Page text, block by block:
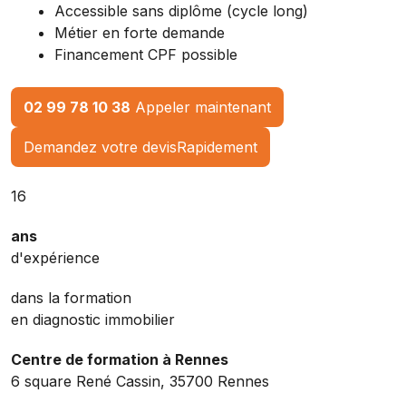
Accessible sans diplôme (cycle long)
Métier en forte demande
Financement CPF possible
02 99 78 10 38 Appeler maintenant
Demandez votre devisRapidement
16
ans
d'expérience
dans la formation
en diagnostic immobilier
Centre de formation à Rennes
6 square René Cassin, 35700 Rennes